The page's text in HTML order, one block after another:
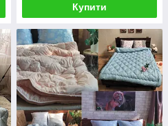
Купити